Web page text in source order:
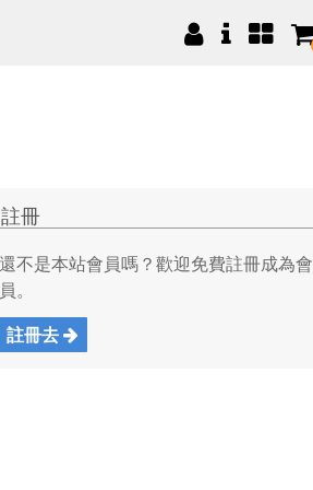
註冊
不是本站會員嗎？歡迎免費註冊成為會
。
註冊去